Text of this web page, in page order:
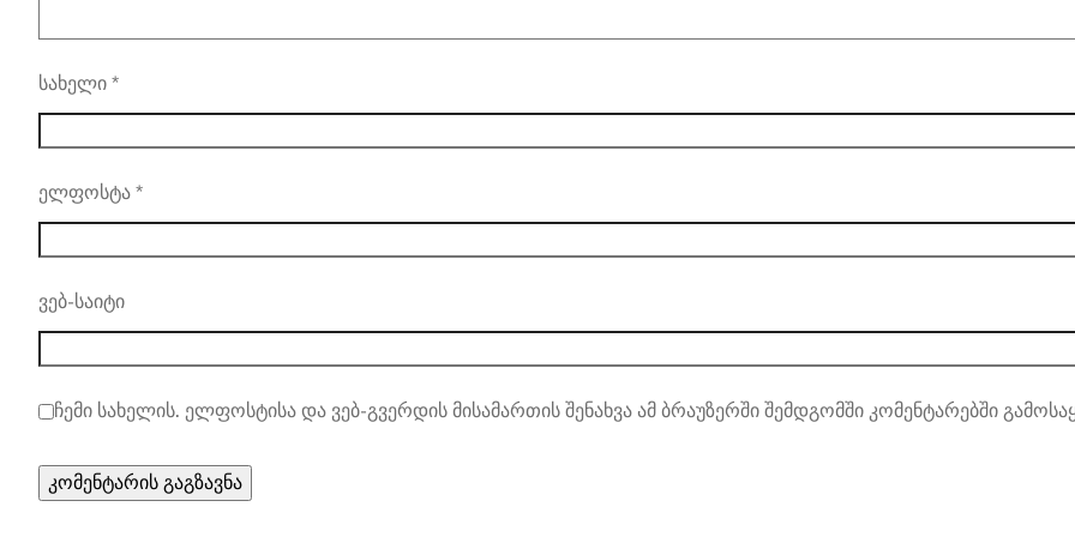
სახელი *
ელფოსტა *
ვებ-საიტი
ჩემი სახელის. ელფოსტისა და ვებ-გვერდის მისამართის შენახვა ამ ბრაუზერში შემდგომში კომენტარებში